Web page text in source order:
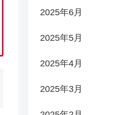
2025年6月
2025年5月
2025年4月
2025年3月